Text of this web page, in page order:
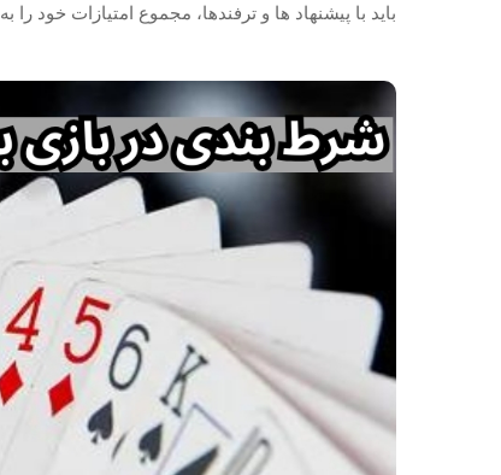
باید با پیشنهاد ها و ترفندها، مجموع امتیازات خود را به ۱۰۰ برسانند. که در این صورت برنده ی بازی اعلام خواهد شد.